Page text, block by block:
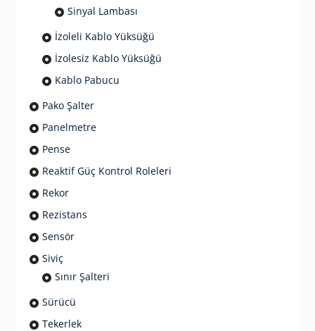
Sinyal Lambası
İzoleli Kablo Yüksüğü
İzolesiz Kablo Yüksüğü
Kablo Pabucu
Pako Şalter
Panelmetre
Pense
Reaktif Güç Kontrol Roleleri
Rekor
Rezistans
Sensör
Siviç
Sınır Şalteri
Sürücü
Tekerlek